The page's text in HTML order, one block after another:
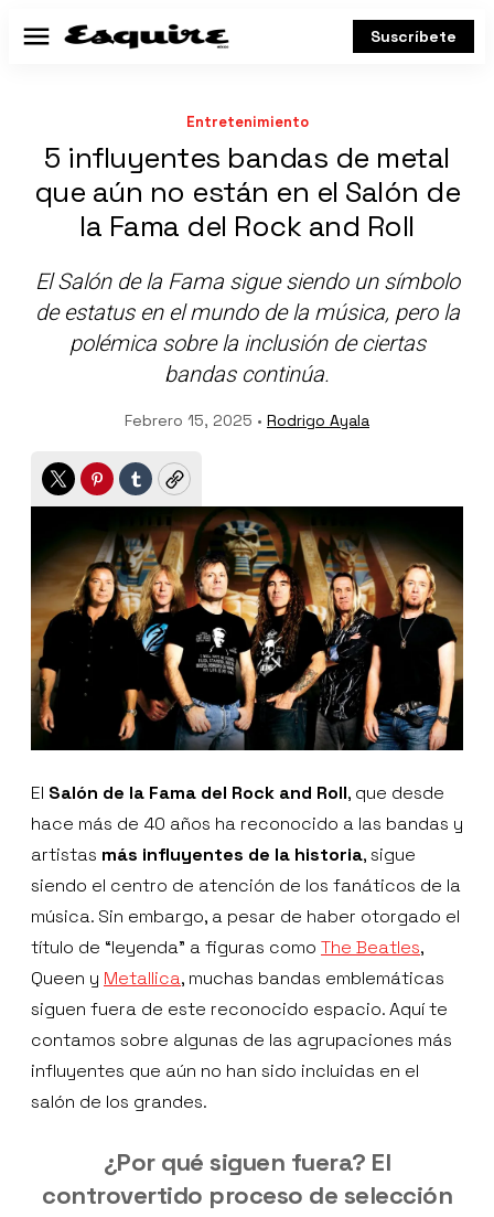
Menú Suscríbete
Entretenimiento
5 influyentes bandas de metal
que aún no están en el Salón de
la Fama del Rock and Roll
El Salón de la Fama sigue siendo un símbolo
de estatus en el mundo de la música, pero la
polémica sobre la inclusión de ciertas
bandas continúa.
Febrero 15, 2025 • Rodrigo Ayala
TwitterPinterest
TumblrCopy
El Salón de la Fama del Rock and Roll, que desde
hace más de 40 años ha reconocido a las bandas y
artistas más influyentes de la historia, sigue
siendo el centro de atención de los fanáticos de la
música. Sin embargo, a pesar de haber otorgado el
título de “leyenda” a figuras como The Beatles,
Queen y Metallica, muchas bandas emblemáticas
siguen fuera de este reconocido espacio. Aquí te
contamos sobre algunas de las agrupaciones más
influyentes que aún no han sido incluidas en el
salón de los grandes.
¿Por qué siguen fuera? El
controvertido proceso de selección